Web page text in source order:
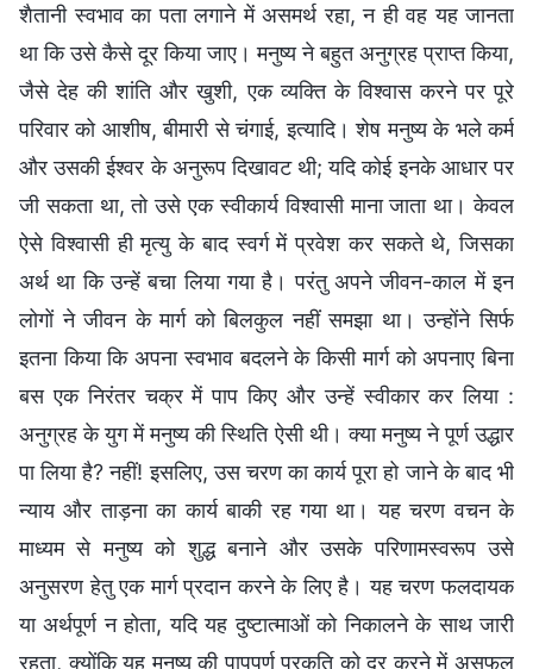
शैतानी स्वभाव का पता लगाने में असमर्थ रहा, न ही वह यह जानता
था कि उसे कैसे दूर किया जाए। मनुष्य ने बहुत अनुग्रह प्राप्त किया,
जैसे देह की शांति और खुशी, एक व्यक्ति के विश्वास करने पर पूरे
परिवार को आशीष, बीमारी से चंगाई, इत्यादि। शेष मनुष्य के भले कर्म
और उसकी ईश्वर के अनुरूप दिखावट थी; यदि कोई इनके आधार पर
जी सकता था, तो उसे एक स्वीकार्य विश्वासी माना जाता था। केवल
ऐसे विश्वासी ही मृत्यु के बाद स्वर्ग में प्रवेश कर सकते थे, जिसका
अर्थ था कि उन्हें बचा लिया गया है। परंतु अपने जीवन-काल में इन
लोगों ने जीवन के मार्ग को बिलकुल नहीं समझा था। उन्होंने सिर्फ
इतना किया कि अपना स्वभाव बदलने के किसी मार्ग को अपनाए बिना
बस एक निरंतर चक्र में पाप किए और उन्हें स्वीकार कर लिया :
अनुग्रह के युग में मनुष्य की स्थिति ऐसी थी। क्या मनुष्य ने पूर्ण उद्धार
पा लिया है? नहीं! इसलिए, उस चरण का कार्य पूरा हो जाने के बाद भी
न्याय और ताड़ना का कार्य बाकी रह गया था। यह चरण वचन के
माध्यम से मनुष्य को शुद्ध बनाने और उसके परिणामस्वरूप उसे
अनुसरण हेतु एक मार्ग प्रदान करने के लिए है। यह चरण फलदायक
या अर्थपूर्ण न होता, यदि यह दुष्टात्माओं को निकालने के साथ जारी
रहता, क्योंकि यह मनुष्य की पापपूर्ण प्रकृति को दूर करने में असफल